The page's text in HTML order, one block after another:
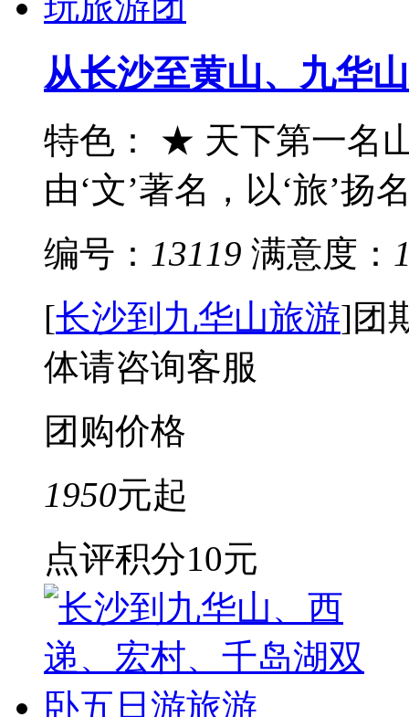
从长沙至黄山、九华
特色： ★ 天下第一名
由‘文’著名，以‘旅’扬
编号： 13119 满意度：
[长沙到九华山旅游]团
体请咨询客服
团购价格
1950元起
点评积分10元